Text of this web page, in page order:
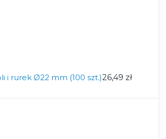
i rurek Ø22 mm (100 szt.)26,49 zł